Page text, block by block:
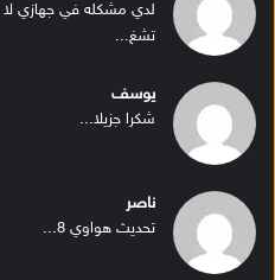
لدي مشكله في جهازي لا
تشغ...
يوسف
شكرا جزيلا...
ناصر
تحديث هواوي 8...